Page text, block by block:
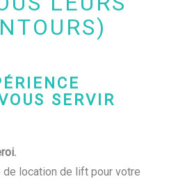
SERVIR
location de lift pour votre